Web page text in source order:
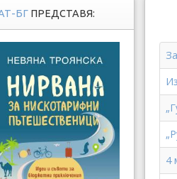
4
БГ ПРЕДСТАВЯ: